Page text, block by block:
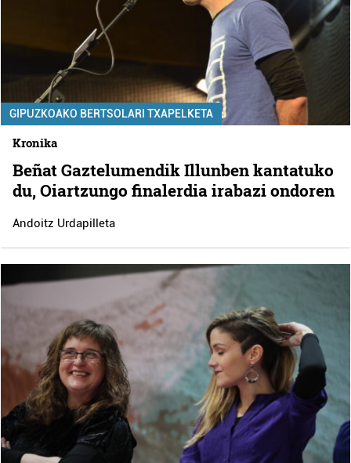
GIPUZKOAKO BERTSOLARI TXAPELKETA
Kronika
Beñat Gaztelumendik Illunben kantatuko
du, Oiartzungo finalerdia irabazi ondoren
Andoitz Urdapilleta